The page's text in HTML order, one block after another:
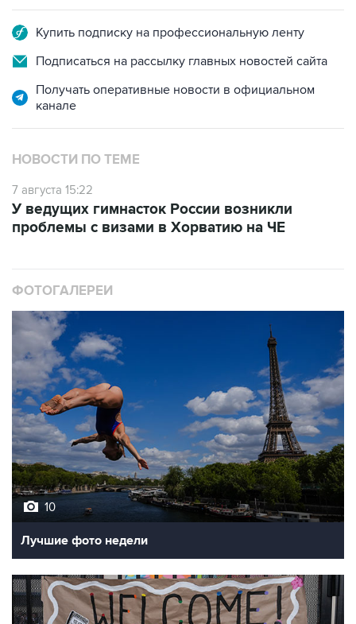
Купить подписку на профессиональную ленту
Подписаться на рассылку главных новостей сайта
Получать оперативные новости в официальном
канале
НОВОСТИ ПО ТЕМЕ
7 августа 15:22
У ведущих гимнасток России возникли
проблемы с визами в Хорватию на ЧЕ
ФОТОГАЛЕРЕИ
10
Лучшие фото недели